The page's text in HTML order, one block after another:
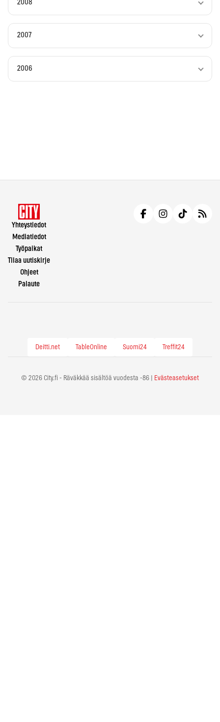
2008
2007
2006
Yhteystiedot
Mediatiedot
Työpaikat
Tilaa uutiskirje
Ohjeet
Palaute
Deitti.net TableOnline Suomi24 Treffit24
© 2026 City.fi - Räväkkää sisältöä vuodesta -86 | Evästeasetukset